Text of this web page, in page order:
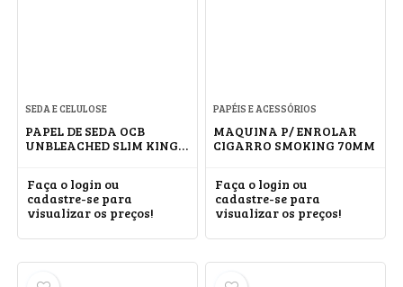
SEDA E CELULOSE
PAPEL DE SEDA OCB
UNBLEACHED SLIM KING
Faça o login ou
cadastre-se para
visualizar os preços!
PAPÉIS E ACESSÓRIOS
MAQUINA P/ ENROLAR
CIGARRO SMOKING 70MM
Faça o login ou
cadastre-se para
visualizar os preços!